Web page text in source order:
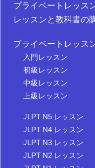
プライベートレッス
レッスンと教科書の
プライベートレッス
入門レッスン
初級レッスン
中級レッスン
上級レッスン
JLPT N5 レッスン
JLPT N4 レッスン
JLPT N3 レッスン
JLPT N2 レッスン